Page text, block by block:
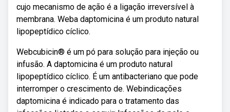
cujo mecanismo de ação é a ligação irreversível à
membrana. Weba daptomicina é um produto natural
lipopeptídico cíclico.
Webcubicin® é um pó para solução para injeção ou
infusão. A daptomicina é um produto natural
lipopeptídico cíclico. É um antibacteriano que pode
interromper o crescimento de. Webindicações
daptomicina é indicado para o tratamento das